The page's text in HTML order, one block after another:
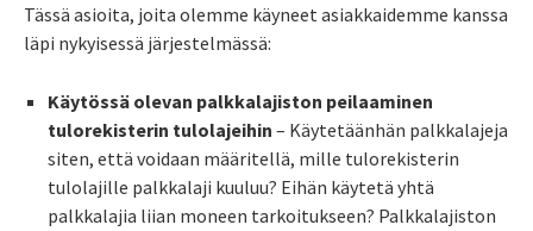
Tässä asioita, joita olemme käyneet asiakkaidemme kanssa
läpi nykyisessä järjestelmässä:
Käytössä olevan palkkalajiston peilaaminen
tulorekisterin tulolajeihin – Käytetäänhän palkkalajeja
siten, että voidaan määritellä, mille tulorekisterin
tulolajille palkkalaji kuuluu? Eihän käytetä yhtä
palkkalajia liian moneen tarkoitukseen? Palkkalajiston